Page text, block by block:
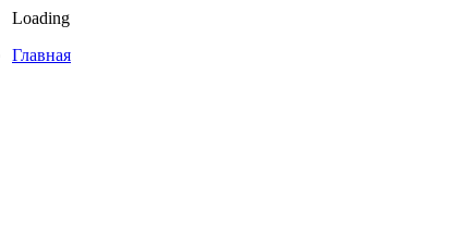
Loading
Главная